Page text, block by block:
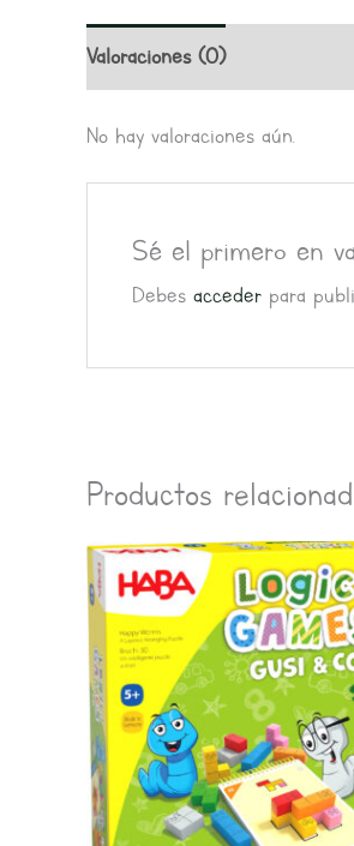
Valoraciones (0)
No hay valoraciones aún.
Sé el primero en
Debes accederpara
Productos